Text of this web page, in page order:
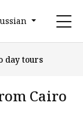
day tours
Cairo